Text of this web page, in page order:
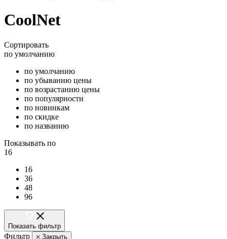
CoolNet
Сортировать
по умолчанию
по умолчанию
по убыванию цены
по возрастанию цены
по популярности
по новинкам
по скидке
по названию
Показывать по
16
16
36
48
96
Показать фильтр
Фильтр Закрыть